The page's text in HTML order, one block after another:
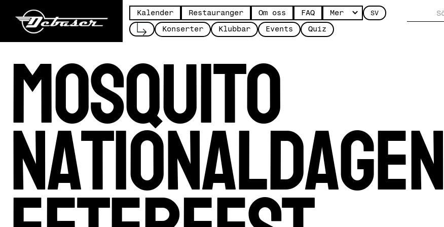
Kalender Restauranger Om oss FAQ Mer SV
Konserter
Klubbar Events Quiz
Mosquito
Nationaldagen